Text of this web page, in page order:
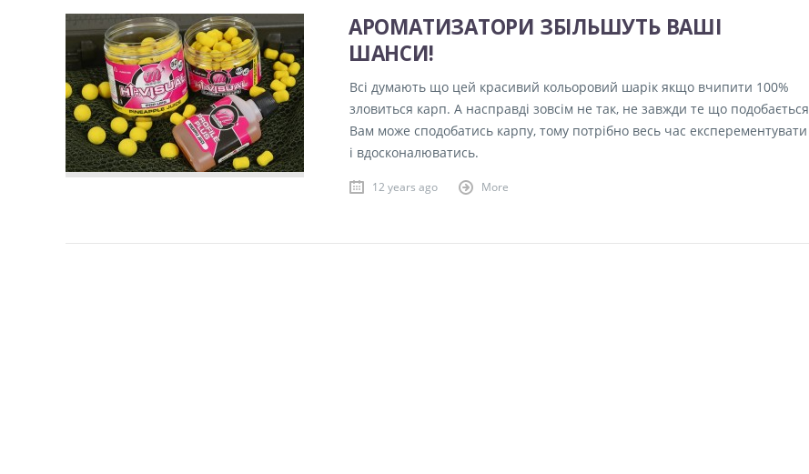
АРОМАТИЗАТОРИ ЗБІЛЬШУТЬ ВАШІ
ШАНСИ!
Всі думають що цей красивий кольоровий шарік якщо вчипити 100%
зловиться карп. А насправді зовсім не так, не завжди те що подобається
Вам може сподобатись карпу, тому потрібно весь час експерементувати
і вдосконалюватись.
12 years ago More